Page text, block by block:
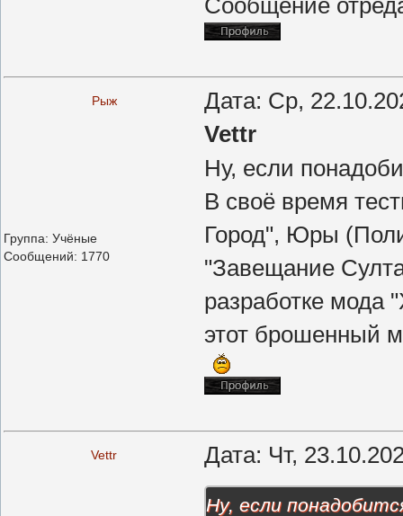
Сообщение
Рыж Дата: Ср,
Группа: Учёные
Сообщений: 1770
Vettr
Ну, если
В своё время
Город", Юры
"Завещание
разработке мода
этот брошенный
Vettr Дата: Чт,
Ну, если